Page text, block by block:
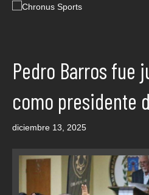
Pedro Barros fue
como presidente
diciembre 13, 2025